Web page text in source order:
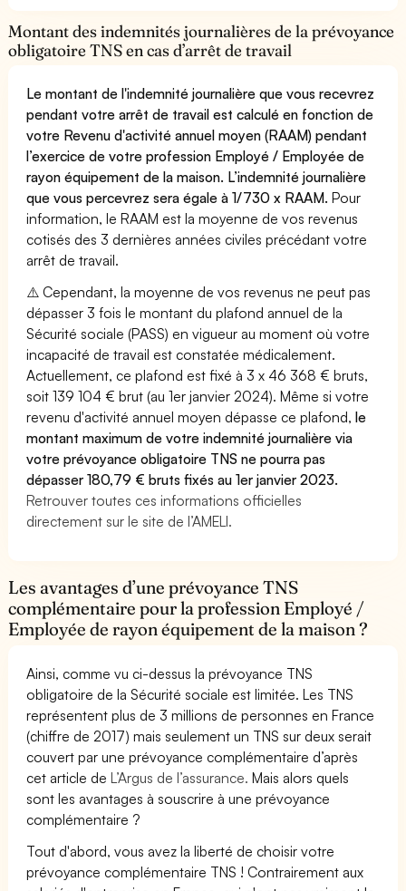
Montant des indemnités journalières de la prévoyance
obligatoire TNS en cas d’arrêt de travail
Le montant de l'indemnité journalière que vous recevrez
pendant votre arrêt de travail est calculé en fonction de
votre Revenu d'activité annuel moyen (RAAM) pendant
l’exercice de votre profession Employé / Employée de
rayon équipement de la maison. L’indemnité journalière
que vous percevrez sera égale à 1/730 x RAAM. Pour
information, le RAAM est la moyenne de vos revenus
cotisés des 3 dernières années civiles précédant votre
arrêt de travail.
⚠️ Cependant, la moyenne de vos revenus ne peut pas
dépasser 3 fois le montant du plafond annuel de la
Sécurité sociale (PASS) en vigueur au moment où votre
incapacité de travail est constatée médicalement.
Actuellement, ce plafond est fixé à 3 x 46 368 € bruts,
soit 139 104 € brut (au 1er janvier 2024). Même si votre
revenu d'activité annuel moyen dépasse ce plafond,le
montant maximum de votre indemnité journalière via
votre prévoyance obligatoire TNS ne pourra pas
dépasser 180,79 € bruts fixés au 1er janvier 2023.
Retrouver toutes ces informations officielles
directement sur le site de l’AMELI.
Les avantages d’une prévoyance TNS
complémentaire pour la profession Employé /
Employée de rayon équipement de la maison ?
Ainsi, comme vu ci-dessus la prévoyance TNS
obligatoire de la Sécurité sociale est limitée. Les TNS
représentent plus de 3 millions de personnes en France
(chiffre de 2017) mais seulement un TNS sur deux serait
couvert par une prévoyance complémentaire d’après
cet article deL’Argus de l’assurance. Mais alors quels
sont les avantages à souscrire à une prévoyance
complémentaire ?
Tout d'abord, vous avez la liberté de choisir votre
prévoyance complémentaire TNS ! Contrairement aux